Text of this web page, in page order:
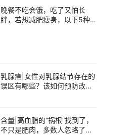
晚餐不吃会饿，吃了又怕长
胖，若想减肥瘦身，以下5种
乳腺癌|女性对乳腺结节存在的
误区有哪些？该如何预防改善
含量|高血脂的“祸根”找到了，
不只是肥肉，多数人忽略了，